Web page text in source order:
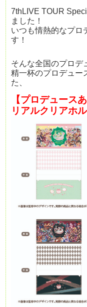
7thLIVE TOUR
ました！
いつも情熱的なプロ
す！
そんな全国のプロデ
精一杯のプロデュー
た、
【プロデュース
リアルクリアホ